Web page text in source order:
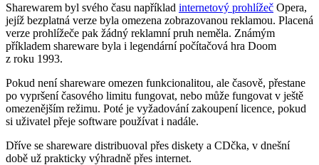
Sharewarem byl svého času například internetový prohlížeč Opera,
jejíž bezplatná verze byla omezena zobrazovanou reklamou. Placená
verze prohlížeče pak žádný reklamní pruh neměla. Známým
příkladem shareware byla i legendární počítačová hra Doom
z roku 1993.
Pokud není shareware omezen funkcionalitou, ale časově, přestane
po vypršení časového limitu fungovat, nebo může fungovat v ještě
omezenějším režimu. Poté je vyžadování zakoupení licence, pokud
si uživatel přeje software používat i nadále.
Dříve se shareware distribuoval přes diskety a CDčka, v dnešní
době už prakticky výhradně přes internet.